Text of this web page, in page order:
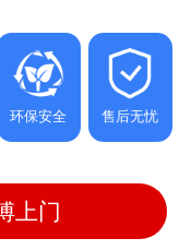
环保安全 售后无忧
上门